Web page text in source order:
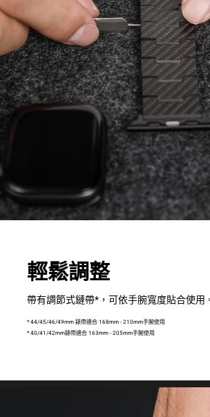
輕鬆調整
帶有調節式鏈帶*，可依手腕寬度貼合使用
* 44/45/46/49mm 錶帶適合 168mm - 210mm手腕使用
* 40/41/42mm錶帶適合 163mm - 205mm手腕使用